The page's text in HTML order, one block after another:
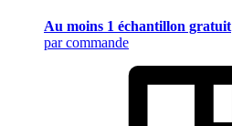
Au moins 1 échantillon gratuit
par commande